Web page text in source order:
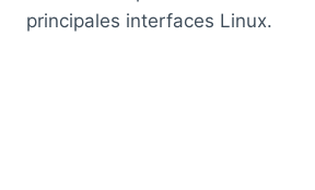
principales interfaces Linux.